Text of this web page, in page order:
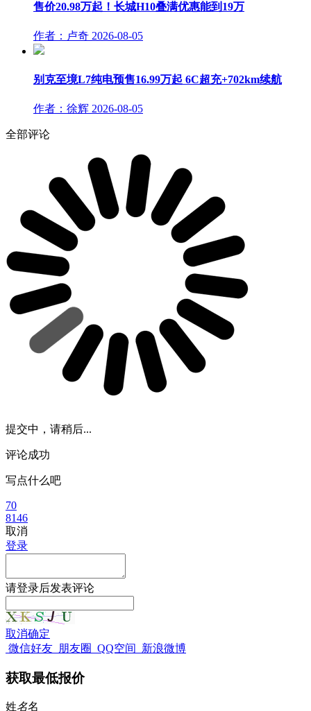
售价20.98万起！长城H10叠满优惠能到19万
作者：卢奇 2026-08-05
别克至境L7纯电预售16.99万起 6C超充+702km续航
作者：徐辉 2026-08-05
全部评论
提交中，请稍后...
评论成功
写点什么吧
70
8146
取消
登录
请登录后发表评论
取消确定
微信好友 朋友圈 QQ空间 新浪微博
获取最低报价
姓名名